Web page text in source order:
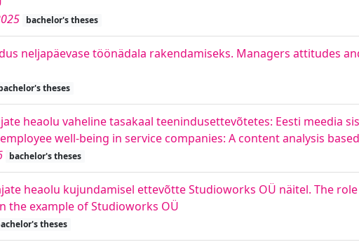
bachelor's theses
neljapäevase töönädala rakendamiseks. Managers attitudes
theses
heaolu vaheline tasakaal teenindusettevõtetes: Eesti meedia
well-being in service companies: A content analysis
bachelor's theses
heaolu kujundamisel ettevõtte Studioworks OÜ näitel. The
the example of Studioworks OÜ
theses